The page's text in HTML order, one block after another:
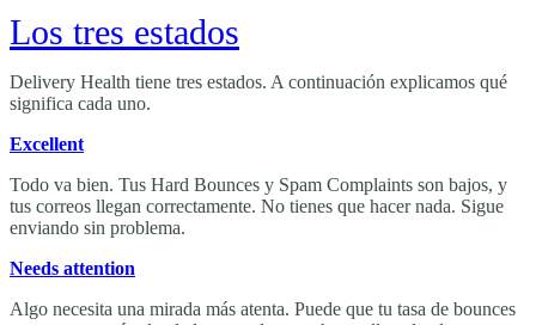
Los tres estados
Delivery Health tiene tres estados. A continuación explicamos qué
significa cada uno.
Excellent
Todo va bien. Tus Hard Bounces y Spam Complaints son bajos, y
tus correos llegan correctamente. No tienes que hacer nada. Sigue
enviando sin problema.
Needs attention
Algo necesita una mirada más atenta. Puede que tu tasa de bounces